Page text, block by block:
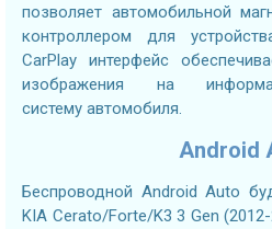
позволяет автомобильной
контроллером для
CarPlay интерфейс
изображения на
систему автомобиля.
Android
Беспроводной Android Auto
KIA Cerato/Forte/K3 3 Gen